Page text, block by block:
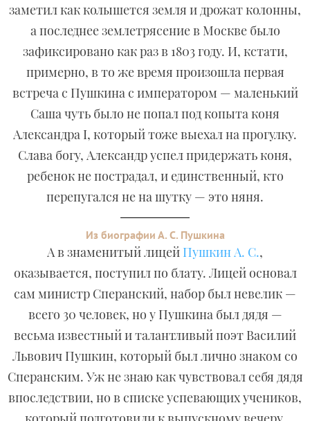
заметил как колышется земля и дрожат колонны,
а последнее землетрясение в Москве было
зафиксировано как раз в 1803 году. И, кстати,
примерно, в то же время произошла первая
встреча с Пушкина с императором — маленький
Саша чуть было не попал под копыта коня
Александра I, который тоже выехал на прогулку.
Слава богу, Александр успел придержать коня,
ребенок не пострадал, и единственный, кто
перепугался не на шутку — это няня.
Из биографии А. С. Пушкина
А в знаменитый лицей Пушкин А. С.,
оказывается, поступил по блату. Лицей основал
сам министр Сперанский, набор был невелик —
всего 30 человек, но у Пушкина был дядя —
весьма известный и талантливый поэт Василий
Львович Пушкин, который был лично знаком со
Сперанским. Уж не знаю как чувствовал себя дядя
впоследствии, но в списке успевающих учеников,